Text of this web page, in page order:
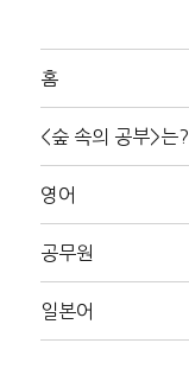
홈
<숲 속의 공부>는?
영어
공무원
일본어